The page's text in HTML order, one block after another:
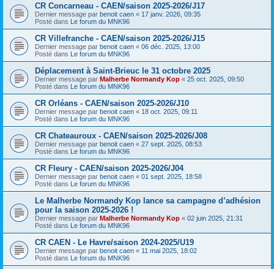
CR Concarneau - CAEN/saison 2025-2026/J17
Dernier message par benoit caen « 17 janv. 2026, 09:35
Posté dans Le forum du MNK96
CR Villefranche - CAEN/saison 2025-2026/J15
Dernier message par benoit caen « 06 déc. 2025, 13:00
Posté dans Le forum du MNK96
Déplacement à Saint-Brieuc le 31 octobre 2025
Dernier message par Malherbe Normandy Kop « 25 oct. 2025, 09:50
Posté dans Le forum du MNK96
CR Orléans - CAEN/saison 2025-2026/J10
Dernier message par benoit caen « 18 oct. 2025, 09:11
Posté dans Le forum du MNK96
CR Chateauroux - CAEN/saison 2025-2026/J08
Dernier message par benoit caen « 27 sept. 2025, 08:53
Posté dans Le forum du MNK96
CR Fleury - CAEN/saison 2025-2026/J04
Dernier message par benoit caen « 01 sept. 2025, 18:58
Posté dans Le forum du MNK96
Le Malherbe Normandy Kop lance sa campagne d’adhésion
pour la saison 2025-2026 !
Dernier message par Malherbe Normandy Kop « 02 juin 2025, 21:31
Posté dans Le forum du MNK96
CR CAEN - Le Havre/saison 2024-2025/U19
Dernier message par benoit caen « 11 mai 2025, 18:02
Posté dans Le forum du MNK96